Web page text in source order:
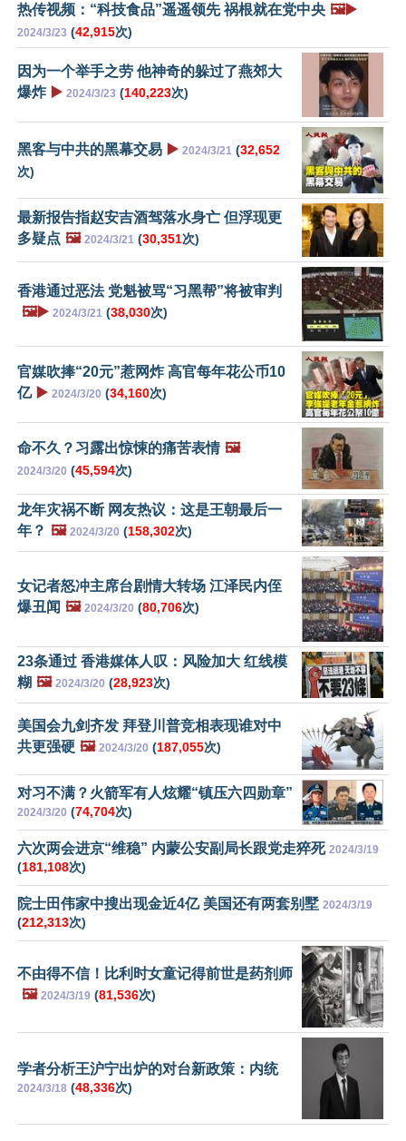
热传视频：“科技食品”遥遥领先 祸根就在党中央 🖼️▶️
2024/3/23 (42,915次)
因为一个举手之劳 他神奇的躲过了燕郊大
爆炸 ▶️ 2024/3/23 (140,223次)
黑客与中共的黑幕交易 ▶️ 2024/3/21 (32,652
次)
最新报告指赵安吉酒驾落水身亡 但浮现更
多疑点 🖼️ 2024/3/21 (30,351次)
香港通过恶法 党魁被骂“习黑帮”将被审判
🖼️▶️ 2024/3/21 (38,030次)
官媒吹捧“20元”惹网炸 高官每年花公币10
亿 ▶️ 2024/3/20 (34,160次)
命不久？习露出惊悚的痛苦表情 🖼️
2024/3/20 (45,594次)
龙年灾祸不断 网友热议：这是王朝最后一
年？ 🖼️ 2024/3/20 (158,302次)
女记者怒冲主席台剧情大转场 江泽民内侄
爆丑闻 🖼️ 2024/3/20 (80,706次)
23条通过 香港媒体人叹：风险加大 红线模
糊 🖼️ 2024/3/20 (28,923次)
美国会九剑齐发 拜登川普竞相表现谁对中
共更强硬 🖼️ 2024/3/20 (187,055次)
对习不满？火箭军有人炫耀“镇压六四勋章”
2024/3/20 (74,704次)
六次两会进京“维稳” 内蒙公安副局长跟党走猝死 2024/3/19
(181,108次)
院士田伟家中搜出现金近4亿 美国还有两套别墅 2024/3/19
(212,313次)
不由得不信！比利时女童记得前世是药剂师
🖼️ 2024/3/19 (81,536次)
学者分析王沪宁出炉的对台新政策：内统
2024/3/18 (48,336次)